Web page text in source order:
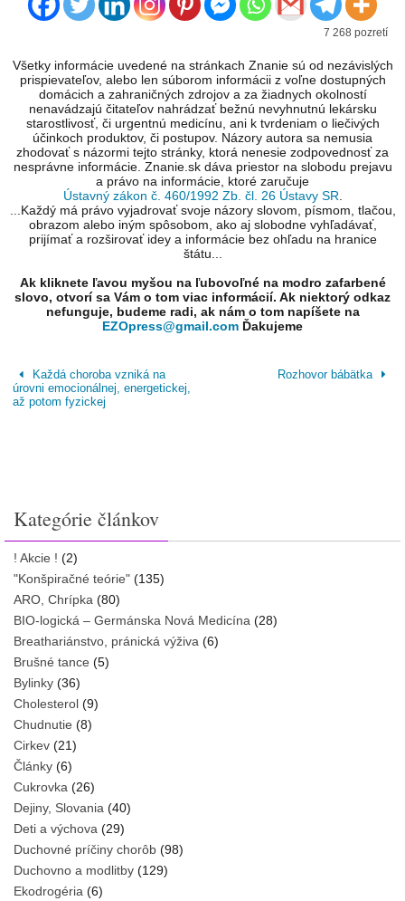
7 268 pozretí
Všetky informácie uvedené na stránkach Znanie sú od nezávislých
prispievateľov, alebo len súborom informácii z voľne dostupných
domácich a zahraničných zdrojov a za žiadnych okolností
nenavádzajú čitateľov nahrádzať bežnú nevyhnutnú lekársku
starostlivosť, či urgentnú medicínu, ani k tvrdeniam o liečivých
účinkoch produktov, či postupov. Názory autora sa nemusia
zhodovať s názormi tejto stránky, ktorá nenesie zodpovednosť za
nesprávne informácie. Znanie.sk dáva priestor na slobodu prejavu
a právo na informácie, ktoré zaručuje
Ústavný zákon č. 460/1992 Zb. čl. 26 Ústavy SR
...Každý má právo vyjadrovať svoje názory slovom, písmom, tlačou,
obrazom alebo iným spôsobom, ako aj slobodne vyhľadávať,
prijímať a rozširovať idey a informácie bez ohľadu na hranice
štátu...
Ak kliknete ľavou myšou na ľubovoľné na modro zafarbené
slovo, otvorí sa Vám o tom viac informácií. Ak niektorý odkaz
nefunguje, budeme radi, ak nám o tom napíšete na
EZOpress@gmail.com Ďakujeme
Každá choroba vzniká na
úrovni emocionálnej, energetickej,
až potom fyzickej
Rozhovor bábätka
Kategórie článkov
! Akcie ! (2)
"Konšpiračné teórie" (135)
ARO, Chrípka (80)
BIO-logická – Germánska Nová Medicína (28)
Breathariánstvo, pránická výživa (6)
Brušné tance (5)
Bylinky (36)
Cholesterol (9)
Chudnutie (8)
Cirkev (21)
Články (6)
Cukrovka (26)
Dejiny, Slovania (40)
Deti a výchova (29)
Duchovné príčiny chorôb (98)
Duchovno a modlitby (129)
Ekodrogéria (6)